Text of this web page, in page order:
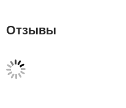
Отзывы